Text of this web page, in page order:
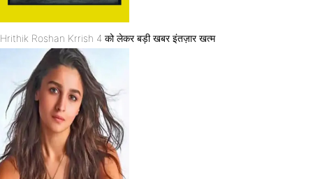
Hrithik Roshan Krrish 4 को लेकर बड़ी खबर इंतज़ार खत्म